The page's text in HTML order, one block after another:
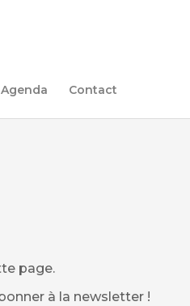
Agenda Contact
page.
à la newsletter !